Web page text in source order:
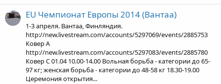
EU Чемпионат Европы 2014 (Вантаа)
1-3 апреля. Вантаа, Финляндия.
http://new.livestream.com/accounts/5297069/events/2885753
Ковер А
http://new.livestream.com/accounts/5297083/events/2885780
Ковер С 01.04 10.00-14.00 Вольная борьба - категории до 65-
97 кг; женская борьба - категории до 48-58 кг 18.30-19.00
Церемония открытия...